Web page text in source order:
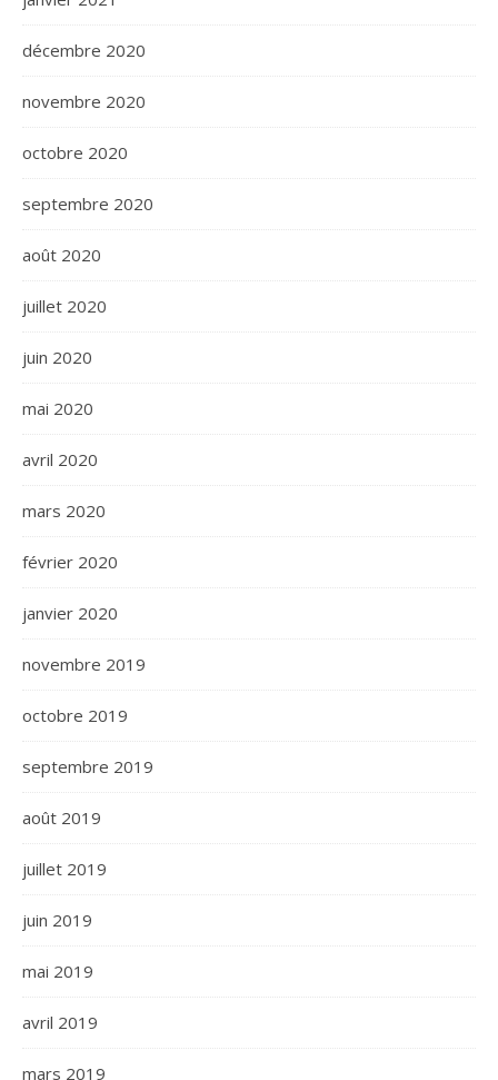
décembre 2020
novembre 2020
octobre 2020
septembre 2020
août 2020
juillet 2020
juin 2020
mai 2020
avril 2020
mars 2020
février 2020
janvier 2020
novembre 2019
octobre 2019
septembre 2019
août 2019
juillet 2019
juin 2019
mai 2019
avril 2019
mars 2019